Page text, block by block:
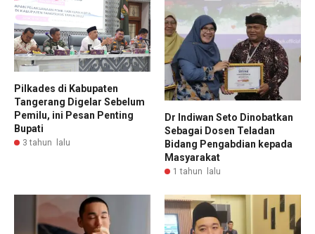
Pilkades di Kabupaten
Tangerang Digelar Sebelum
Pemilu, ini Pesan Penting
Bupati
3 tahun lalu
Dr Indiwan Seto Dinobatkan
Sebagai Dosen Teladan
Bidang Pengabdian kepada
Masyarakat
1 tahun lalu